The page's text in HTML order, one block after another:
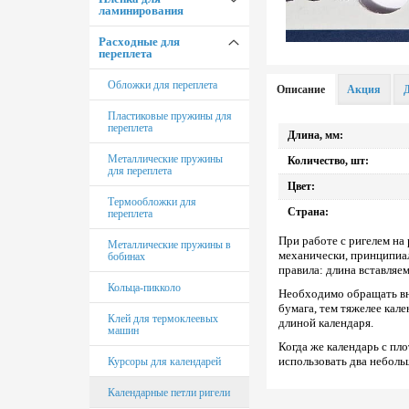
Подставки под системные
блоки
Подставка для планшета
Резаки DSB
Резаки Yunguang
Резаки Fellowes
Запасные ножи и марзаны
KW-triO
Запасные ножи и марзаны
Dahle
Запасные ножи и марзаны
Steiger
Запасные ножи и марзаны
Ideal
Запасные ножи и марзаны
DSB
Запасные ножи и марзаны
Chester
Запасные ножи и марзаны
Yunguang
Зап. части обрезчиков углов
Брошюраторы iBind
Брошюраторы Office Kit
Брошюраторы Warrior
Брошюраторы Renz
Брошюраторы Opus
Аппараты установки колец
Вырубщики под ригель
Ламинаторы РеалИСТ
Ламинаторы Rayson
Ламинаторы Office Kit
Ламинаторы Royal Sovereign
Ламинаторы Fellowes
Ламинаторы рулонные PD
FM
ламинирования
Пленка ламинирования
216х303 (А4)
Пленка ламинирования
Пленка ламинирования
Пленка ламинирования
Пленка ламинирования
Пленка ламинирования
80х110 мм
Расходные для
переплета
Обложки для переплета
Пластиковые пружины для
переплета
Металлические пружины
для переплета
Термообложки для
переплета
Металлические пружины в
бобинах
Кольца-пикколо
Клей для термоклеевых
машин
Курсоры для календарей
Календарные петли ригели
Описание
Длина, мм:
Количество, шт:
Цвет:
Страна:
При работе с ригелем
механически,
правила: длина
Необходимо обращать
бумага, тем тяжелее
длиной календаря.
Когда же календарь с
использовать два
Акция